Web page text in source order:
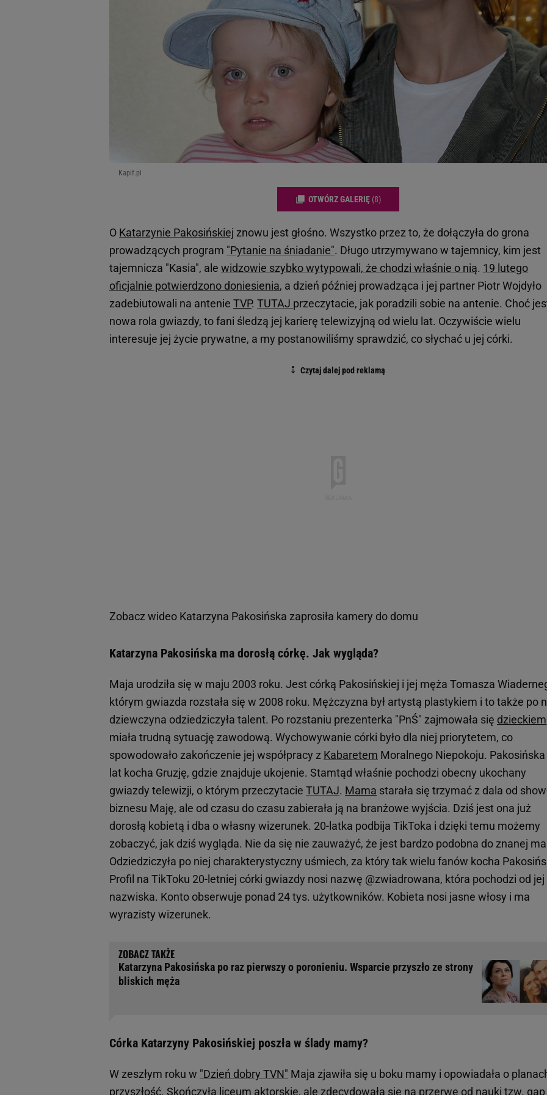
Kapif.pl
OTWÓRZ GALERIĘ (8)
O Katarzynie Pakosińskiej znowu jest głośno. Wszystko przez to, że dołączyła do grona
prowadzących program "Pytanie na śniadanie". Długo utrzymywano w tajemnicy, kim jest
tajemnicza "Kasia", ale widzowie szybko wytypowali, że chodzi właśnie o nią. 19 lutego
oficjalnie potwierdzono doniesienia, a dzień później prowadząca i jej partner Piotr Wojdyło
zadebiutowali na antenie TVP. TUTAJ przeczytacie, jak poradzili sobie na antenie. Choć
nowa rola gwiazdy, to fani śledzą jej karierę telewizyjną od wielu lat. Oczywiście wielu
interesuje jej życie prywatne, a my postanowiliśmy sprawdzić, co słychać u jej córki.
Zobacz wideo Katarzyna Pakosińska zaprosiła kamery do domu
Katarzyna Pakosińska ma dorosłą córkę. Jak wygląda?
Maja urodziła się w maju 2003 roku. Jest córką Pakosińskiej i jej męża Tomasza
którym gwiazda rozstała się w 2008 roku. Mężczyzna był artystą plastykiem i to także po
dziewczyna odziedziczyła talent. Po rozstaniu prezenterka "PnŚ" zajmowała się dzieckiem
miała trudną sytuację zawodową. Wychowywanie córki było dla niej priorytetem, co
spowodowało zakończenie jej współpracy z Kabaretem Moralnego Niepokoju. Pakosińska
lat kocha Gruzję, gdzie znajduje ukojenie. Stamtąd właśnie pochodzi obecny ukochany
gwiazdy telewizji, o którym przeczytacie TUTAJ. Mama starała się trzymać z dala od
biznesu Maję, ale od czasu do czasu zabierała ją na branżowe wyjścia. Dziś jest ona już
dorosłą kobietą i dba o własny wizerunek. 20-latka podbija TikToka i dzięki temu możemy
zobaczyć, jak dziś wygląda. Nie da się nie zauważyć, że jest bardzo podobna do znanej
Odziedziczyła po niej charakterystyczny uśmiech, za który tak wielu fanów kocha
Profil na TikToku 20-letniej córki gwiazdy nosi nazwę @zwiadrowana, która pochodzi od jej
nazwiska. Konto obserwuje ponad 24 tys. użytkowników. Kobieta nosi jasne włosy i ma
wyrazisty wizerunek.
Katarzyna Pakosińska po raz pierwszy o poronieniu. Wsparcie przyszło ze strony
bliskich męża
Córka Katarzyny Pakosińskiej poszła w ślady mamy?
W zeszłym roku w "Dzień dobry TVN" Maja zjawiła się u boku mamy i opowiadała o
przyszłość. Skończyła liceum aktorskie, ale zdecydowała się na przerwę od nauki tzw. gap